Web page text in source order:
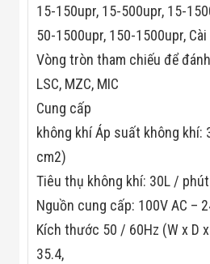
15-150upr, 15-500upr, 15-
50-1500upr, 150-1500upr,
Vòng tròn tham chiếu để
LSC, MZC, MIC
Cung cấp
không khí Áp suất không khí:
cm2)
Tiêu thụ không khí: 30L /
Nguồn cung cấp: 100V AC –
Kích thước 50 / 60Hz (W x D
35.4,